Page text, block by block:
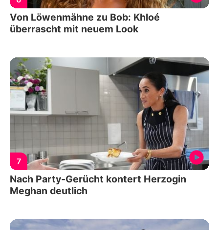
Von Löwenmähne zu Bob: Khloé
überrascht mit neuem Look
7
Nach Party-Gerücht kontert Herzogin
Meghan deutlich